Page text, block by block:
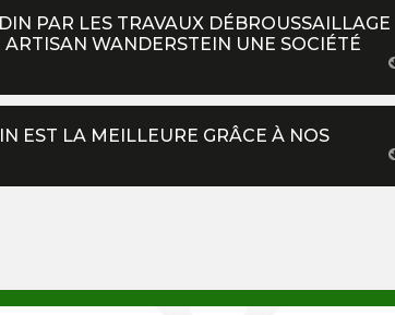
PAR LES TRAVAUX DÉBROUSSAILLAGE
WANDERSTEIN UNE SOCIÉTÉ
EST LA MEILLEURE GRÂCE À NOS